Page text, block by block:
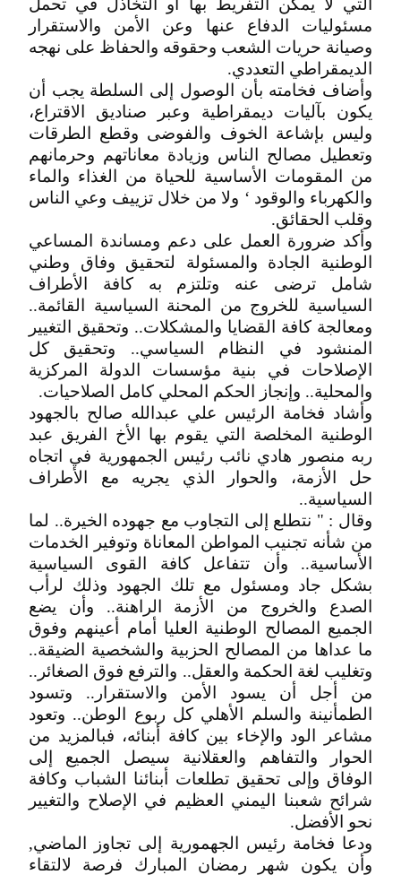
التي لا يمكن التفريط بها أو التخاذل في تحمل
مسئوليات الدفاع عنها وعن الأمن والاستقرار
وصيانة حريات الشعب وحقوقه والحفاظ على نهجه
الديمقراطي التعددي.
وأضاف فخامته بأن الوصول إلى السلطة يجب أن
يكون بآليات ديمقراطية وعبر صناديق الاقتراع،
وليس بإشاعة الخوف والفوضى وقطع الطرقات
وتعطيل مصالح الناس وزيادة معاناتهم وحرمانهم
من المقومات الأساسية للحياة من الغذاء والماء
والكهرباء والوقود ‘ ولا من خلال تزييف وعي الناس
وقلب الحقائق.
وأكد ضرورة العمل على دعم ومساندة المساعي
الوطنية الجادة والمسئولة لتحقيق وفاق وطني
شامل ترضى عنه وتلتزم به كافة الأطراف
السياسية للخروج من المحنة السياسية القائمة..
ومعالجة كافة القضايا والمشكلات.. وتحقيق التغيير
المنشود في النظام السياسي.. وتحقيق كل
الإصلاحات في بنية مؤسسات الدولة المركزية
والمحلية.. وإنجاز الحكم المحلي كامل الصلاحيات.
وأشاد فخامة الرئيس علي عبدالله صالح بالجهود
الوطنية المخلصة التي يقوم بها الأخ الفريق عبد
ربه منصور هادي نائب رئيس الجمهورية في اتجاه
حل الأزمة، والحوار الذي يجريه مع الأطراف
السياسية..
وقال : " نتطلع إلى التجاوب مع جهوده الخيرة.. لما
من شأنه تجنيب المواطن المعاناة وتوفير الخدمات
الأساسية.. وأن تتفاعل كافة القوى السياسية
بشكل جاد ومسئول مع تلك الجهود وذلك لرأب
الصدع والخروج من الأزمة الراهنة.. وأن يضع
الجميع المصالح الوطنية العليا أمام أعينهم وفوق
ما عداها من المصالح الحزبية والشخصية الضيقة..
وتغليب لغة الحكمة والعقل.. والترفع فوق الصغائر..
من أجل أن يسود الأمن والاستقرار.. وتسود
الطمأنينة والسلم الأهلي كل ربوع الوطن.. وتعود
مشاعر الود والإخاء بين كافة أبنائه، فبالمزيد من
الحوار والتفاهم والعقلانية سيصل الجميع إلى
الوفاق وإلى تحقيق تطلعات أبنائنا الشباب وكافة
شرائح شعبنا اليمني العظيم في الإصلاح والتغيير
نحو الأفضل.
ودعا فخامة رئيس الجهمورية إلى تجاوز الماضي,
وأن يكون شهر رمضان المبارك فرصة لالتقاء